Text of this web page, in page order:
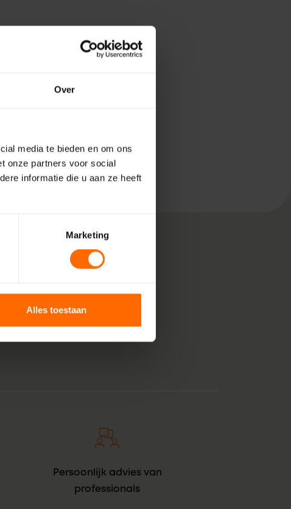
Over
media te bieden en om ons
onze partners voor social
informatie die u aan ze heeft
Marketing
Alles toestaan
is voor jouw klus in
kunststof kozijnen
Persoonlijk advies van
professionals